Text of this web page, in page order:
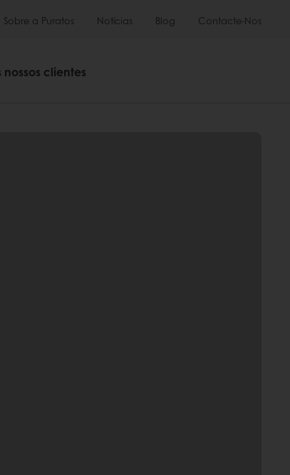
Sobre a Puratos Notícias Blog Contacte-Nos
nossos clientes